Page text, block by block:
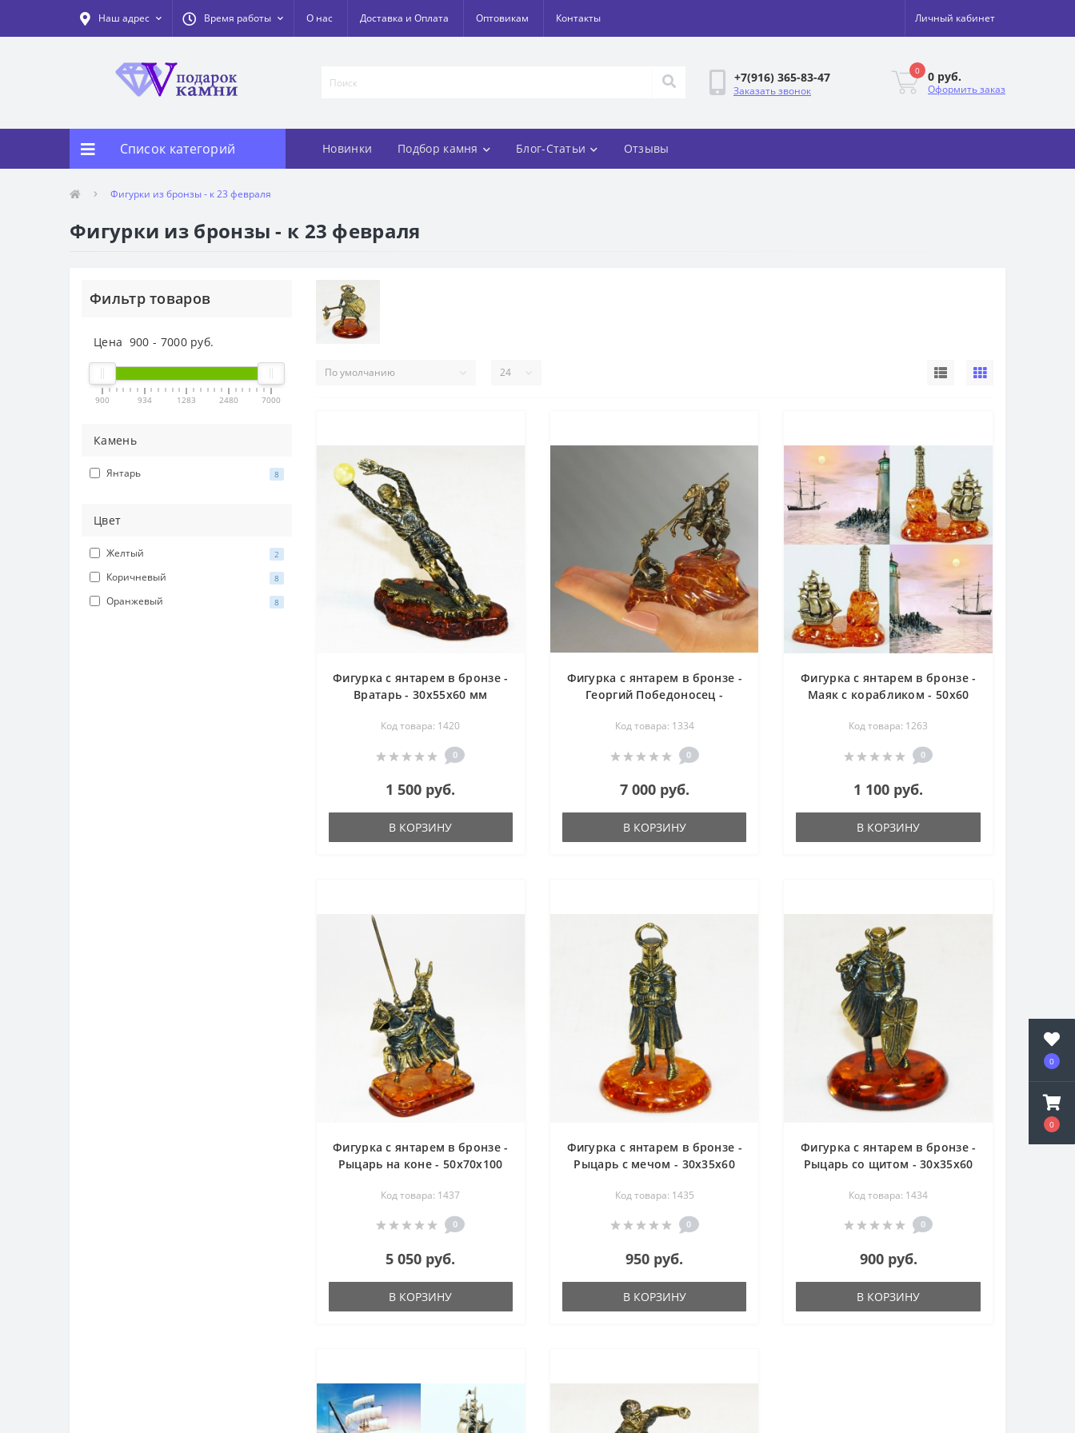
0
0
Наш адрес Время работы О нас Доставка и Оплата Оптовикам Контакты Личный кабинет
+7(916) 365-83-47
Заказать звонок
0 0 руб.
Оформить заказ
Список категорий Новинки Подбор камня Блог-Статьи Отзывы
Фигурки из бронзы - к 23 февраля
Фигурки из бронзы - к 23 февраля
Фильтр товаров
Цена 900 - 7000руб.
900 934 1283 2480 7000
Камень
Янтарь 8
Цвет
Желтый 2
Коричневый 8
Оранжевый 8
Фигурка с янтарем в бронзе -
Вратарь - 30х55х60 мм
Код товара: 1420
0
1 500 руб.
В КОРЗИНУ
Фигурка с янтарем в бронзе -
Георгий Победоносец -
Код товара: 1334
0
7 000 руб.
В КОРЗИНУ
Фигурка с янтарем в бронзе -
Маяк с корабликом - 50х60
Код товара: 1263
0
1 100 руб.
В КОРЗИНУ
Фигурка с янтарем в бронзе -
Рыцарь на коне - 50х70х100
Код товара: 1437
0
5 050 руб.
В КОРЗИНУ
Фигурка с янтарем в бронзе -
Рыцарь с мечом - 30х35х60
Код товара: 1435
0
950 руб.
В КОРЗИНУ
Фигурка с янтарем в бронзе -
Рыцарь со щитом - 30х35х60
Код товара: 1434
0
900 руб.
В КОРЗИНУ